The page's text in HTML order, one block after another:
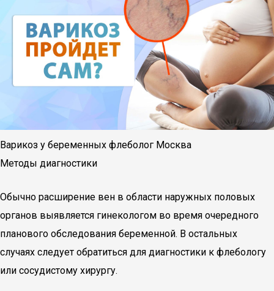
Варикоз у беременных флеболог Москва
Методы диагностики
Обычно расширение вен в области наружных половых
органов выявляется гинекологом во время очередного
планового обследования беременной. В остальных
случаях следует обратиться для диагностики к флебологу
или сосудистому хирургу.